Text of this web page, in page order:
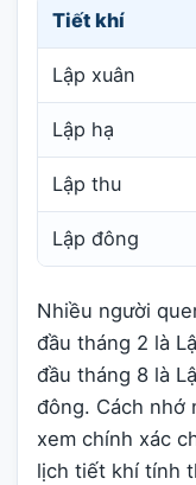
Tiết khí
Lập xuân
Lập hạ
Lập thu
Lập đông
Nhiều người
đầu tháng 2 là
đầu tháng 8 là
đông. Cách nhớ
xem chính xác
lịch tiết khí tính